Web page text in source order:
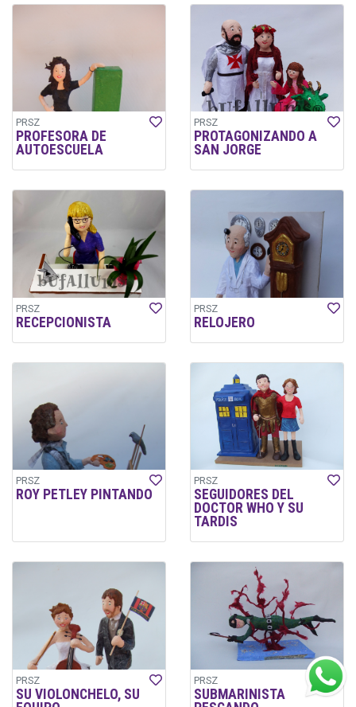
PRSZ
PROFESORA DE
AUTOESCUELA
PRSZ
PROTAGONIZANDO A
SAN JORGE
PRSZ
RECEPCIONISTA
PRSZ
RELOJERO
PRSZ
ROY PETLEY PINTANDO
PRSZ
SEGUIDORES DEL
DOCTOR WHO Y SU
TARDIS
PRSZ
SU VIOLONCHELO, SU
PRSZ
SUBMARINISTA